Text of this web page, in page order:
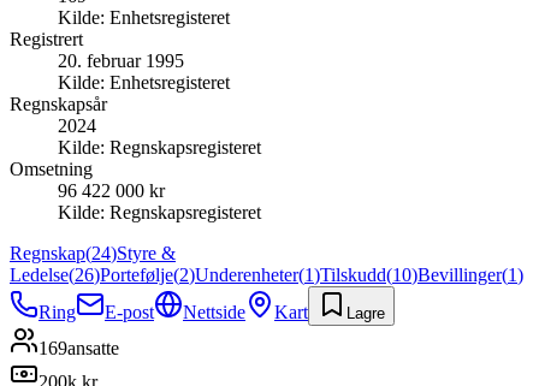
Kilde: Enhetsregisteret
Registrert
20. februar 1995
Kilde: Enhetsregisteret
Regnskapsår
2024
Kilde: Regnskapsregisteret
Omsetning
96 422 000 kr
Kilde: Regnskapsregisteret
Regnskap(24)Styre &
Ledelse(26)Portefølje(2)Underenheter(1)Tilskudd(10)Bevillinger(1)
Ring
E-post Nettside Kart Lagre
169ansatte
200k kr